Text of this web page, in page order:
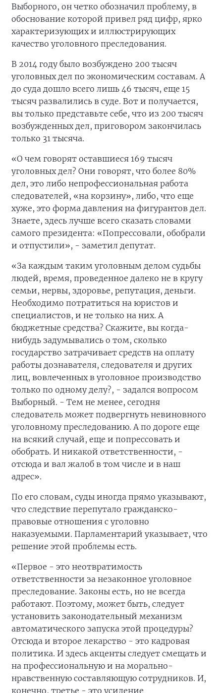
Выборного, он четко обозначил проблему, в
обоснование которой привел ряд цифр, ярко
характеризующих и иллюстрирующих
качество уголовного преследования.
В 2014 году было возбуждено 200 тысяч
уголовных дел по экономическим составам. А
до суда дошло всего лишь 46 тысяч, еще 15
тысяч развалились в суде. Вот и получается,
вы только представьте себе, что из 200 тысяч
возбужденных дел, приговором закончилась
только 31 тысяча.
«О чем говорят оставшиеся 169 тысяч
уголовных дел? Они говорят, что более 80%
дел, это либо непрофессиональная работа
следователей, «на корзину», либо, что еще
хуже, это форма давления на фигурантов дел.
Знаете, здесь лучше всего сказать словами
самого президента: «Попрессовали, обобрали
и отпустили», - заметил депутат.
«За каждым таким уголовным делом судьбы
людей, время, проведенное далеко не в кругу
семьи, нервы, здоровье, репутация, деньги.
Необходимо потратиться на юристов и
специалистов, и не только на них. А
бюджетные средства? Скажите, вы когда-
нибудь задумывались о том, сколько
государство затрачивает средств на оплату
работы дознавателя, следователя и других
лиц, вовлеченных в уголовное производство
только по одному делу?, - задался вопросом
Выборный. - Тем не менее, сегодня
следователь может подвергнуть невиновного
уголовному преследованию. А по дороге еще
на всякий случай, еще и попрессовать и
обобрать. И никакой ответственности, -
отсюда и вал жалоб в том числе и в наш
адрес».
По его словам, суды иногда прямо указывают,
что следствие перепутало гражданско-
правовые отношения с уголовно
наказуемыми. Парламентарий указывает, что
решение этой проблемы есть.
«Первое - это неотвратимость
ответственности за незаконное уголовное
преследование. Законы есть, но не всегда
работают. Поэтому, может быть, следует
установить законодательный механизм
автоматического запуска этой процедуры?
Отсюда и второе лекарство - это кадровая
политика. И здесь акценты следует смещать и
на профессиональную и на морально-
нравственную составляющую сотрудников. И,
конечно, третье - это усиление